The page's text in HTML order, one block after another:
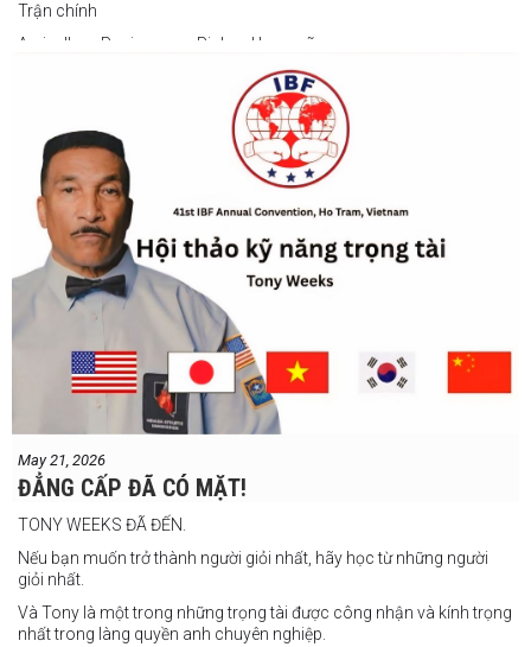
Trận chính
Arvin Jhon Paciones vs Richard Laspoña
Zyvyr John Medecilo vs Tatsuro Nakashima
Junny Bugas vs Jeven Villacite
Claire Villarosa vs Felipe Tiempo
Các trận undercard
Jeff Santos vs Miller Alapormina
Yuga Ozaki vs Jonathan Refugio
Wesley Caga vs Sandy Volante
Ricson Hanginan vs Harry Omac
Salvador Gajana vs Wendel Babasol
Cherry Mae Rosas vs Charimae Salvador
Daniel Balois vs Sherwin Andes
Vincent Siordia vs Kresler Tenorio
Jeffer Rhoy Mendoza vs Eranio Pisador
Mikko Camingawan vs Rovick Embuscado
May 21, 2026
ĐẲNG CẤP ĐÃ CÓ MẶT!
TONY WEEKS ĐÃ ĐẾN.
Nếu bạn muốn trở thành người giỏi nhất, hãy học từ những người
giỏi nhất.
Và Tony là một trong những trọng tài được công nhận và kính trọng
nhất trong làng quyền anh chuyên nghiệp.